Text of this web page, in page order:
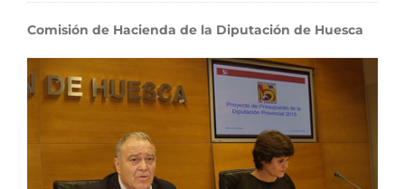
Comisión de Hacienda de la Diputación de Huesca